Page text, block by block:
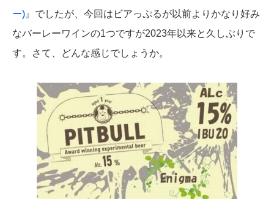
ー) 』でしたが、今回はビアっぷるが以前よりかなり好み
なバーレーワインの1つですが2023年以来と久しぶりで
す。さて、どんな感じでしょうか。